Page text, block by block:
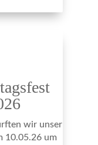
wir unser
10.05.26 um